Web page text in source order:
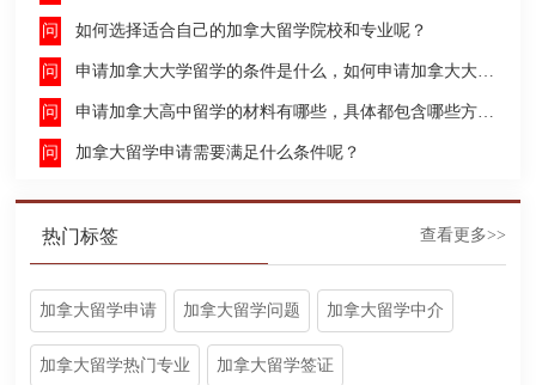
如何选择适合自己的加拿大留学院校和专业呢？
申请加拿大大学留学的条件是什么，如何申请加拿大大学留学，留学的费用及签证申请流程是什么？
申请加拿大高中留学的材料有哪些，具体都包含哪些方面呢？
加拿大留学申请需要满足什么条件呢？
热门标签 查看更多>>
加拿大留学申请 加拿大留学问题 加拿大留学中介
加拿大留学热门专业 加拿大留学签证